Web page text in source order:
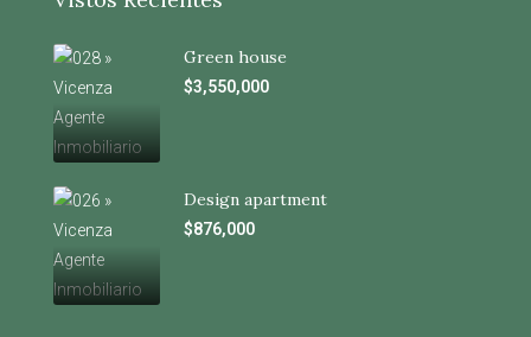
Green house
$3,550,000
Design apartment
$876,000